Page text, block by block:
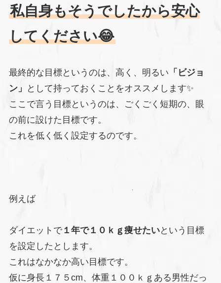
私自身もそうでしたから安心
してください😂
最終的な目標というのは、高く、明るい 「ビジョ
ン」
として持っておくことをオススメします✨️
ここで言う目標というのは、ごくごく短期の、眼
の前に設けた目標です。
これを低く低く設定するのです。
例えば
ダイエットで１年で１０ｋｇ痩せたいという目標
を設定したとします。
これはなかなか高い目標です。
仮に身長１７５cm、体重１００ｋｇある男性だっ